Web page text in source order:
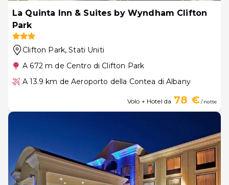
La Quinta Inn & Suites by Wyndham Clifton
Park
Clifton Park, Stati Uniti
A 672 m de Centro di Clifton Park
A 13.9 km de Aeroporto della Contea di Albany
Volo + Hotel da 78 €/ notte